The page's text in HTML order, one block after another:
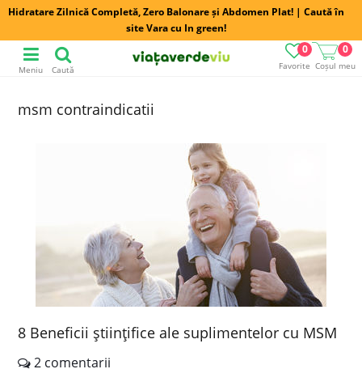
Hidratare Zilnică Completă, Zero Balonare și Abdomen Plat! | Caută în
site Vara cu In green!
Favorite
0
Coșul meu
0
Meniu Caută
msm contraindicatii
8 Beneficii ştiinţifice ale suplimentelor cu MSM
2 comentarii